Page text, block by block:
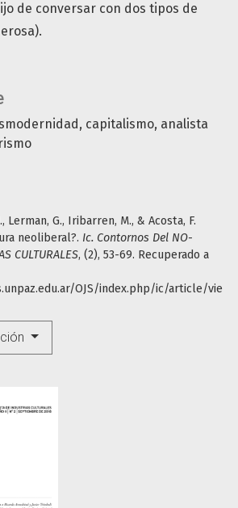
capitalismo analista
Lerman, G., Iribarren, M., & Acosta, F.
neoliberal?. Ic. Contornos Del NO-
CULTURALES, (2), 53-69. Recuperado a
OJS/index.php/ic/article/vie
de conversar con dos tipos de